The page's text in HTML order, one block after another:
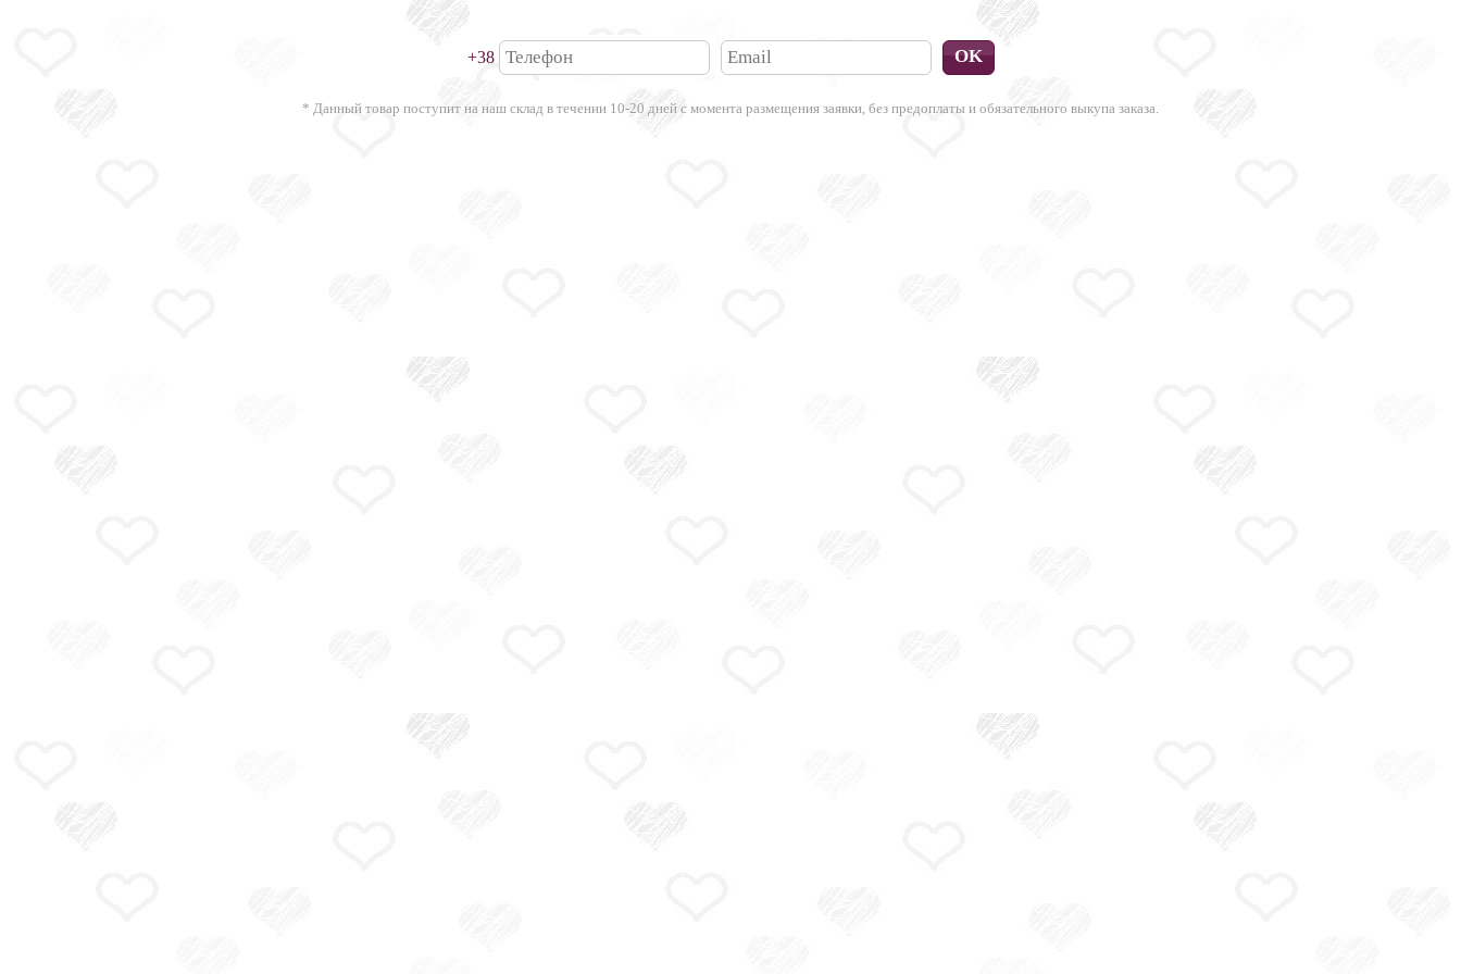
+38
* Данный товар поступит на наш склад в течении 10-20 дней с момента размещения заявки, без предоплаты и обязательного выкупа заказа.